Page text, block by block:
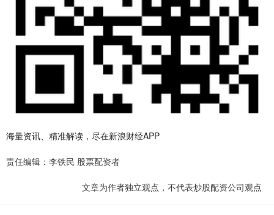
海量资讯、精准解读，尽在新浪财经APP
责任编辑：李铁民 股票配资者
文章为作者独立观点，不代表炒股配资公司观点